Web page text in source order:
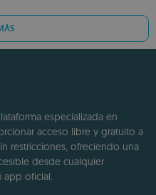
especializada en
acceso libre y gratuito a
restricciones, ofreciendo una
desde cualquier
app oficial.